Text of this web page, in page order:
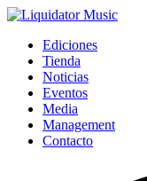
Ediciones
Tienda
Noticias
Eventos
Media
Management
Contacto